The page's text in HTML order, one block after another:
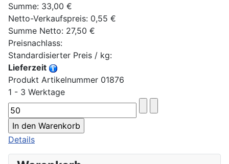
Summe: 33,00 €
Netto-Verkaufspreis: 0,55 €
Summe Netto: 27,50 €
Preisnachlass:
Standardisierter Preis / kg:
Lieferzeit
Produkt Artikelnummer 01876
1 - 3 Werktage
Details